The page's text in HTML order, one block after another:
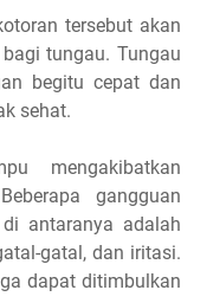
tersebut akan
tungau. Tungau
begitu cepat dan
sehat.
mengakibatkan
gangguan
antaranya adalah
gatal, dan iritasi.
dapat ditimbulkan